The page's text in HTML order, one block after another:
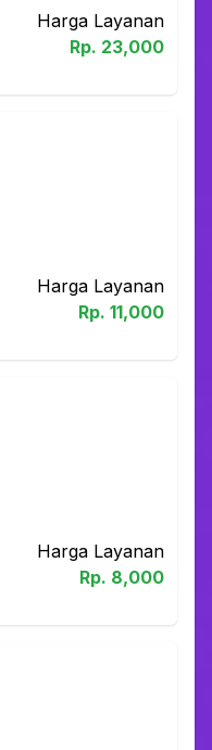
Harga Layanan
Rp. 23,000
Harga Layanan
Rp. 11,000
Harga Layanan
Rp. 8,000